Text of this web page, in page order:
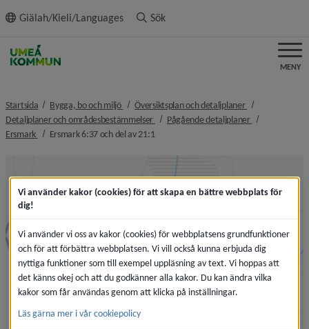
innehållet
Giälah/Kieli/Languages Sök
MENY
Startsida Bygga, bo och miljö nivå i brödsmulenavigeringen
Översiktsplan och detaljplaner nivå i
Detaljplaner och områdesbestämmelser nivå i brödsmulenavigeringen
Pågående detaljplaner nivå i
Ersmark nivå i brödsmulenavigeringen
Ersmark 6:37 och del av 21:1
Vi använder kakor (cookies) för att skapa en bättre webbplats för
dig!
Vi använder vi oss av kakor (cookies) för webbplatsens grundfunktioner
och för att förbättra webbplatsen. Vi vill också kunna erbjuda dig
nyttiga funktioner som till exempel uppläsning av text. Vi hoppas att
det känns okej och att du godkänner alla kakor. Du kan ändra vilka
kakor som får användas genom att klicka på inställningar.
Läs gärna mer i vår cookiepolicy